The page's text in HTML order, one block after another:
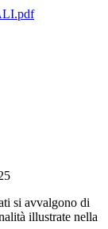
si avvalgono di
illustrate nella